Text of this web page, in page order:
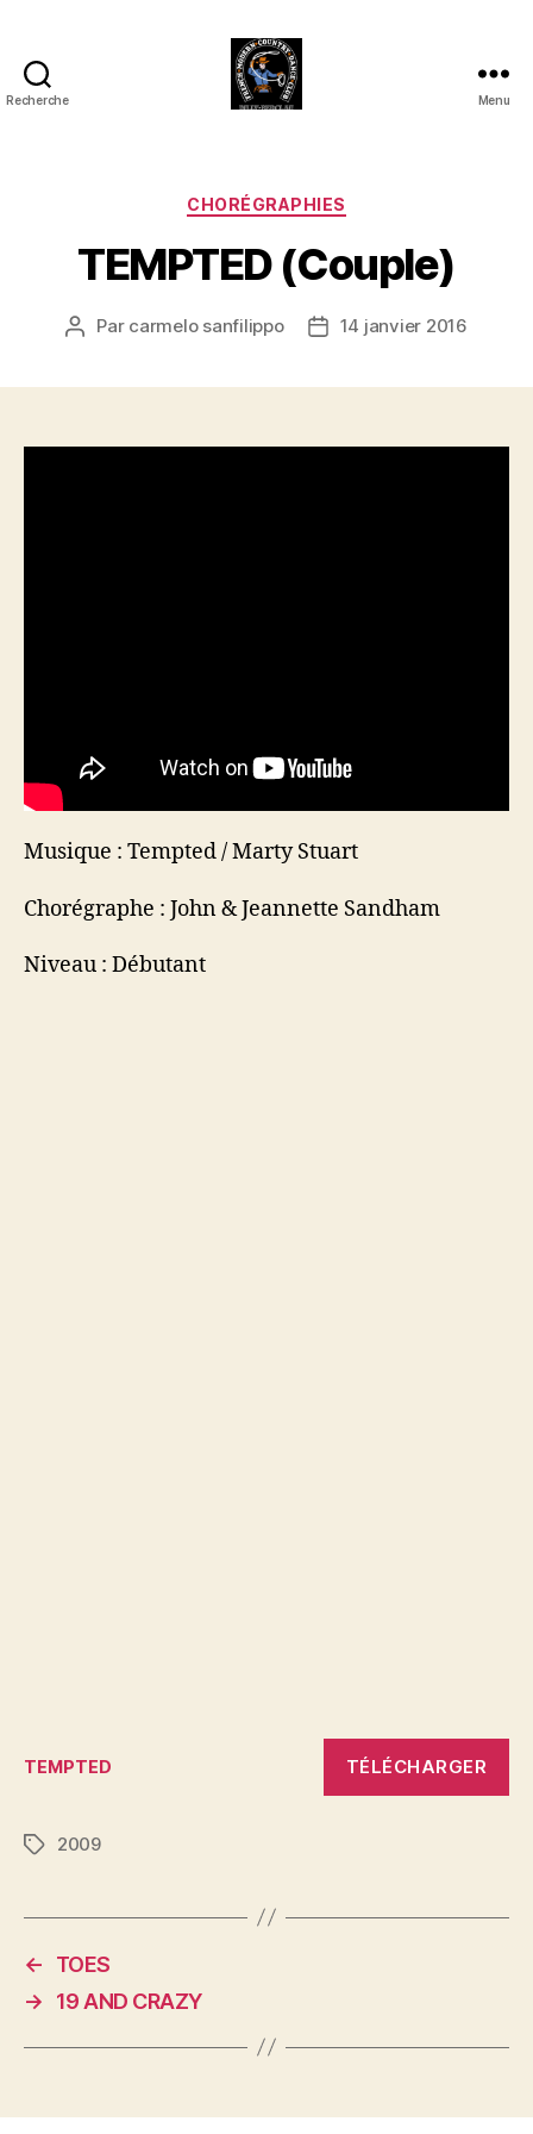
Recherche
de
Billy-
Berclau
(62)
Menu
Catégories
CHORÉGRAPHIES
TEMPTED (Couple)
Auteur
Par carmelo sanfilippo
Date14 janvier 2016
Musique : Tempted / Marty Stuart
Chorégraphe : John & Jeannette Sandham
Niveau : Débutant
TEMPTED TÉLÉCHARGER
Étiquettes
2009
←
TOES
→
19 AND CRAZY